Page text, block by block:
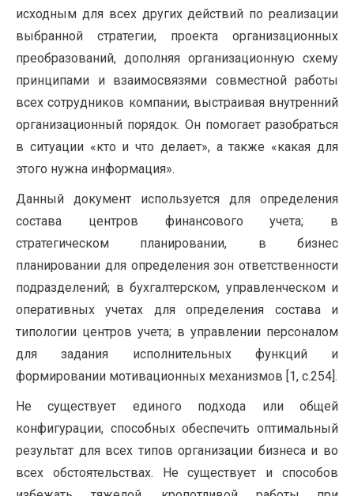
исходным для всех других действий по реализации
выбранной стратегии, проекта организационных
преобразований, дополняя организационную схему
принципами и взаимосвязями совместной работы
всех сотрудников компании, выстраивая внутренний
организационный порядок. Он помогает разобраться
в ситуации «кто и что делает», а также «какая для
этого нужна информация».
Данный документ используется для определения
состава центров финансового учета; в
стратегическом планировании, в бизнес
планировании для определения зон ответственности
подразделений; в бухгалтерском, управленческом и
оперативных учетах для определения состава и
типологии центров учета; в управлении персоналом
для задания исполнительных функций и
формировании мотивационных механизмов [1, с.254].
Не существует единого подхода или общей
конфигурации, способных обеспечить оптимальный
результат для всех типов организации бизнеса и во
всех обстоятельствах. Не существует и способов